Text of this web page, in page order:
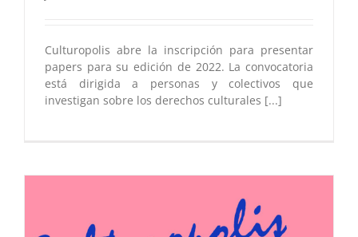
Culturopolis abre la inscripción para presentar
papers para su edición de 2022. La convocatoria
está dirigida a personas y colectivos que
investigan sobre los derechos culturales [...]